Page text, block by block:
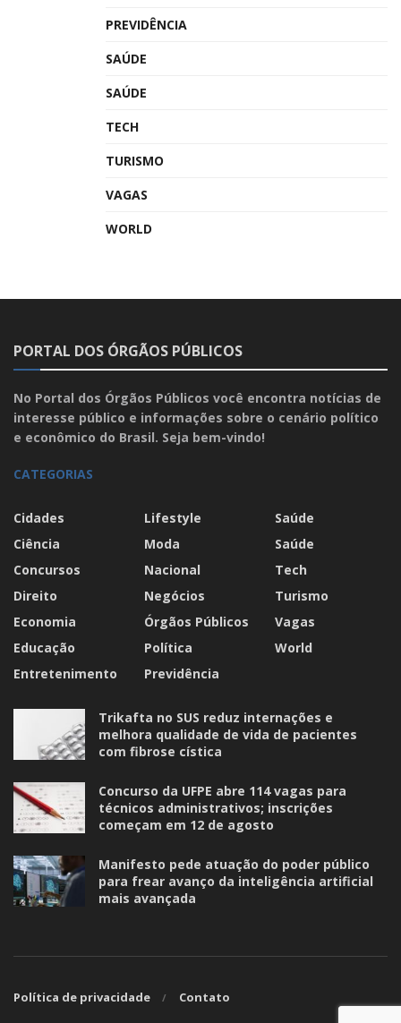
PREVIDÊNCIA
SAÚDE
SAÚDE
TECH
TURISMO
VAGAS
WORLD
PORTAL DOS ÓRGÃOS PÚBLICOS
No Portal dos Órgãos Públicos você encontra notícias de
interesse público e informações sobre o cenário político
e econômico do Brasil. Seja bem-vindo!
CATEGORIAS
Cidades
Ciência
Concursos
Direito
Economia
Educação
Entretenimento
Lifestyle
Moda
Nacional
Negócios
Órgãos Públicos
Política
Previdência
Saúde
Saúde
Tech
Turismo
Vagas
World
Trikafta no SUS reduz internações e
melhora qualidade de vida de pacientes
com fibrose cística
Concurso da UFPE abre 114 vagas para
técnicos administrativos; inscrições
começam em 12 de agosto
Manifesto pede atuação do poder público
para frear avanço da inteligência artificial
mais avançada
Política de privacidade Contato